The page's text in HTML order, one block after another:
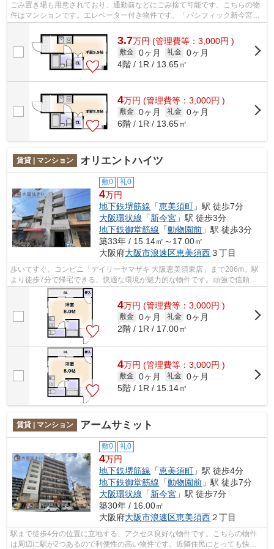
ごみ置き場も用意されており、通勤前などにごみ捨て可能です。こちらの物
件はマンションです。エレベーター付き物件です。「パシフィック新今宮」
3.7万円 (管理費等：3,000円 )
敷金 0ヶ月 礼金 0ヶ月
4階 / 1R / 13.65㎡
4万円 (管理費等：3,000円 )
敷金 0ヶ月 礼金 0ヶ月
6階 / 1R / 13.65㎡
賃貸 | マンション オリエントハイツ
敷0 礼0
4万円
地下鉄堺筋線 「恵美須町 」駅 徒歩7分
大阪環状線 「新今宮 」駅 徒歩3分
地下鉄御堂筋線 「動物園前 」駅 徒歩3分
築33年 / 15.14㎡～17.00㎡
大阪府大阪市浪速区恵美須西３丁目
歩いてすぐ。コンビニ「デイリーヤマザキ 大阪恵美須東店」まで206m。駅
より徒歩7分で帰宅できる、快適な環境が魅力的な物件です。頑強で信頼性
の高い鉄骨造の物件です。機能性やデザ...
4万円 (管理費等：3,000円 )
敷金 0ヶ月 礼金 0ヶ月
2階 / 1R / 17.00㎡
4万円 (管理費等：3,000円 )
敷金 0ヶ月 礼金 0ヶ月
5階 / 1R / 15.14㎡
賃貸 | マンション アームサミット
敷0 礼0
4万円
地下鉄堺筋線 「恵美須町 」駅 徒歩4分
地下鉄御堂筋線 「動物園前 」駅 徒歩7分
大阪環状線 「新今宮 」駅 徒歩7分
築30年 / 16.00㎡
大阪府大阪市浪速区恵美須西２丁目
駅まで徒歩4分の位置に立地する、アクセス良好な物件です。こちらの物件
は周辺に駅が2つあるので利便性の高い物件です。近隣住民にとっても快適